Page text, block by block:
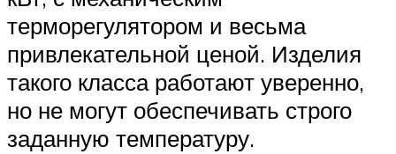
терморегулятором и весьма
привлекательной ценой. Изделия
такого класса работают уверенно,
но не могут обеспечивать строго
заданную температуру.